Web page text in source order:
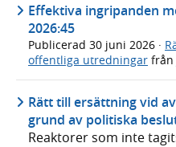
Effektiva ingripanden
2026:45
Publicerad 30 juni 2026 ·
offentliga utredningar från
Rätt till ersättning vid
grund av politiska
Reaktorer som inte